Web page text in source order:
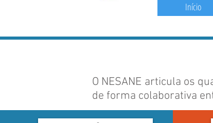
Início
O NESANE articula os
de forma colaborativa